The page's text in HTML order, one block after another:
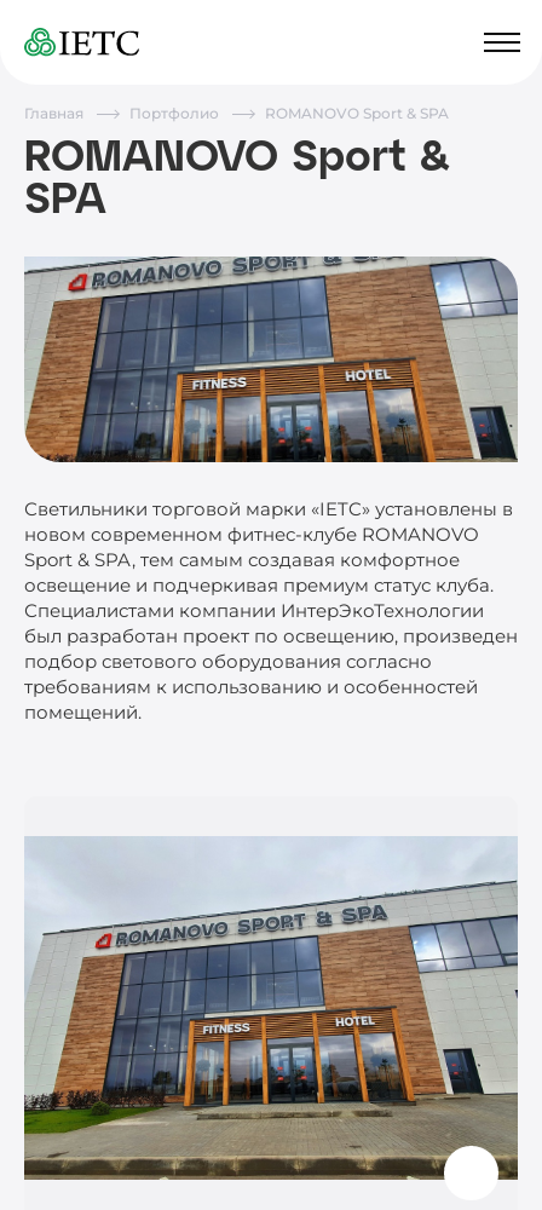
Главная Портфолио ROMANOVO Sport & SPA
ROMANOVO Sport &
SPA
Светильники торговой марки «IETC» установлены в
новом современном фитнес-клубе ROMANOVO
Sport & SPA, тем самым создавая комфортное
освещение и подчеркивая премиум статус клуба.
Специалистами компании ИнтерЭкоТехнологии
был разработан проект по освещению, произведен
подбор светового оборудования согласно
требованиям к использованию и особенностей
помещений.